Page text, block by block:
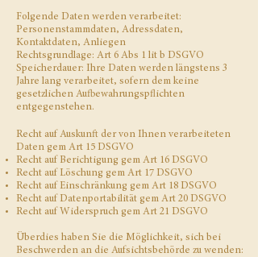
Folgende Daten werden verarbeitet:
Personenstammdaten, Adressdaten,
Kontaktdaten, Anliegen
Rechtsgrundlage: Art 6 Abs 1 lit b DSGVO
Speicherdauer: Ihre Daten werden längstens 3
Jahre lang verarbeitet, sofern dem keine
gesetzlichen Aufbewahrungspflichten
entgegenstehen.
Recht auf Auskunft der von Ihnen verarbeiteten
Daten gem Art 15 DSGVO
Recht auf Berichtigung gem Art 16 DSGVO
Recht auf Löschung gem Art 17 DSGVO
Recht auf Einschränkung gem Art 18 DSGVO
Recht auf Datenportabilität gem Art 20 DSGVO
Recht auf Widerspruch gem Art 21 DSGVO
Überdies haben Sie die Möglichkeit, sich bei
Beschwerden an die Aufsichtsbehörde zu wenden: